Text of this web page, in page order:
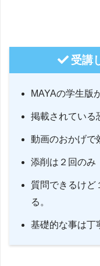
受講
MAYAの学生版
掲載されている
動画のおかげで
添削は２回のみ
質問できるけど
る。
基礎的な事は丁